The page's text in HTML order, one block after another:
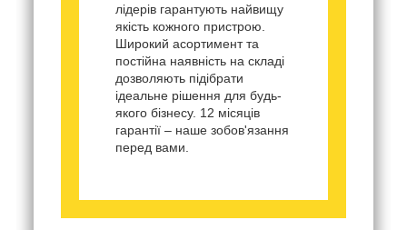
лідерів гарантують найвищу
якість кожного пристрою.
Широкий асортимент та
постійна наявність на складі
дозволяють підібрати
ідеальне рішення для будь-
якого бізнесу. 12 місяців
гарантії – наше зобов'язання
перед вами.